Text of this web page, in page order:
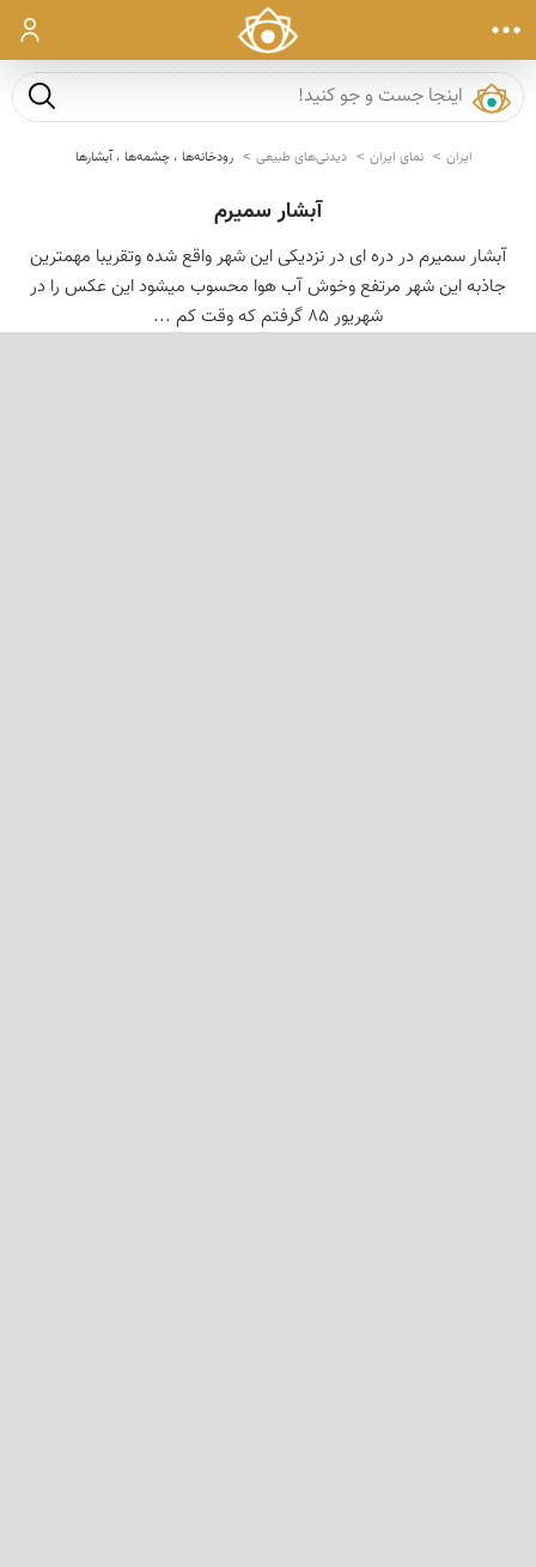
ورود
جست و
ایران نمای ایران دیدنی‌های طبیعی رودخانه‌ها ، چشمه‌ها ، آبشارها
آبشار سمیرم
آبشار سمیرم در دره ای در نزدیكی این شهر واقع شده وتقریبا مهمترین
جاذبه این شهر مرتفع وخوش آب هوا محسوب میشود این عكس را در
شهریور 85 گرفتم كه وقت كم ...